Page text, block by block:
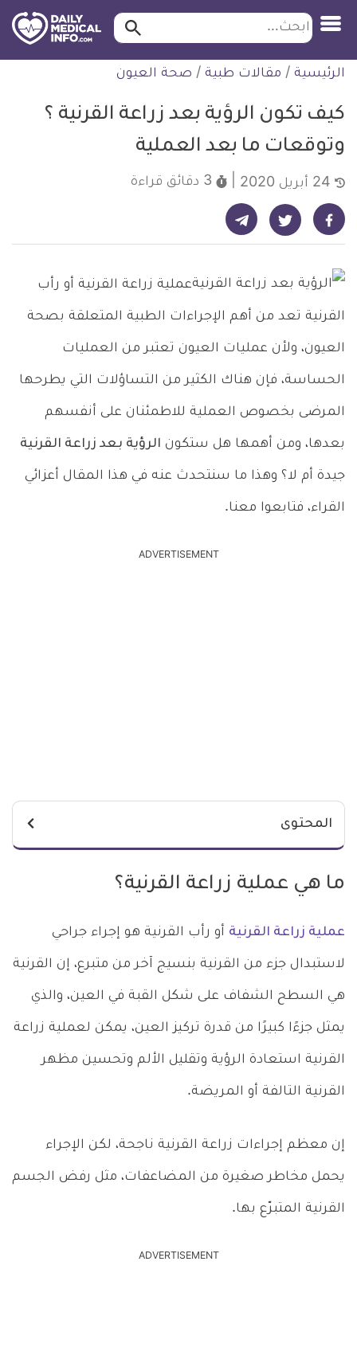
التخطي
للمحتوى
ابحث ابحث…
الرئيسية / مقالات طبية / صحة العيون
كيف تكون الرؤية بعد زراعة القرنية ؟
وتوقعات ما بعد العملية
3 دقائق قراءة
شارك على فيسبوك - ديلي ميديكال انفو شارك على تويتر - ديلي ميديكال انفو شارك على تيليجرام - ديلي ميديكال انفو
عملية زراعة القرنية أو رأب
القرنية تعد من أهم الإجراءات الطبية المتعلقة بصحة
العيون، ولأن عمليات العيون تعتبر من العمليات
الحساسة، فإن هناك الكثير من التساؤلات التي يطرحها
المرضى بخصوص العملية للاطمئنان على أنفسهم
بعدها، ومن أهمها هل ستكون الرؤية بعد زراعة القرنية
جيدة أم لا؟ وهذا ما سنتحدث عنه في هذا المقال أعزائي
القراء، فتابعوا معنا.
ADVERTISEMENT
المحتوى
ما هي عملية زراعة القرنية؟
عملية زراعة القرنية أو رأب القرنية هو إجراء جراحي
لاستبدال جزء من القرنية بنسيج آخر من متبرع، إن القرنية
هي السطح الشفاف على شكل القبة في العين، والذي
يمثل جزءًا كبيرًا من قدرة تركيز العين، يمكن لعملية زراعة
القرنية استعادة الرؤية وتقليل الألم وتحسين مظهر
القرنية التالفة أو المريضة.
إن معظم إجراءات زراعة القرنية ناجحة، لكن الإجراء
يحمل مخاطر صغيرة من المضاعفات، مثل رفض الجسم
القرنية المتبرّع بها.
ADVERTISEMENT